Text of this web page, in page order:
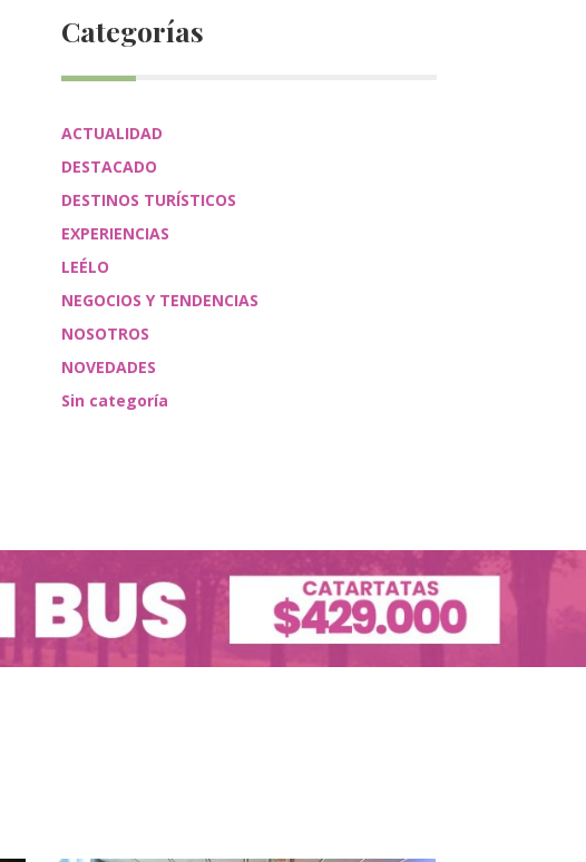
Categorías
ACTUALIDAD
DESTACADO
DESTINOS TURÍSTICOS
EXPERIENCIAS
LEÉLO
NEGOCIOS Y TENDENCIAS
NOSOTROS
NOVEDADES
Sin categoría